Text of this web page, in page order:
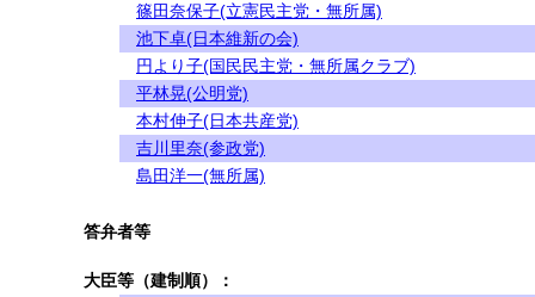
篠田奈保子(立憲民主党・無所属)
池下卓(日本維新の会)
円より子(国民民主党・無所属クラブ)
平林晃(公明党)
本村伸子(日本共産党)
吉川里奈(参政党)
島田洋一(無所属)
答弁者等
大臣等（建制順）：